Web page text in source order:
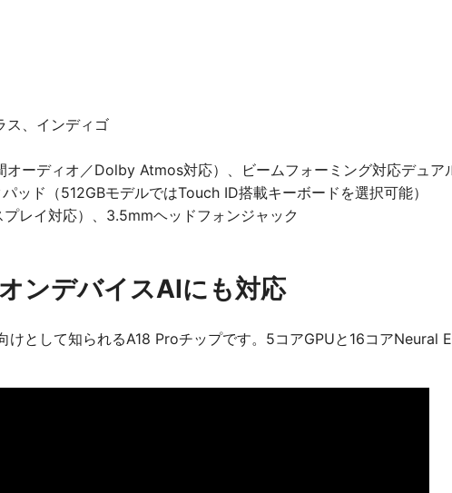
ス、インディゴ
オーディオ／Dolby Atmos対応）、ビームフォーミング対応デュア
ッド（512GBモデルではTouch ID搭載キーボードを選択可能）
レイ対応）、3.5mmヘッドフォンジャック
ンデバイスAIにも対応
として知られるA18 Proチップです。5コアGPUと16コアNeural